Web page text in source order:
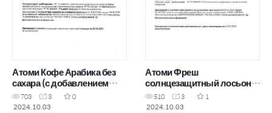
Атоми Кофе Арабика без
сахара (с добавлением
стевии)
703 3
0
2024.10.03
Атоми Фреш
солнцезащитный лосьон
для тела
510 3
1
2024.10.03